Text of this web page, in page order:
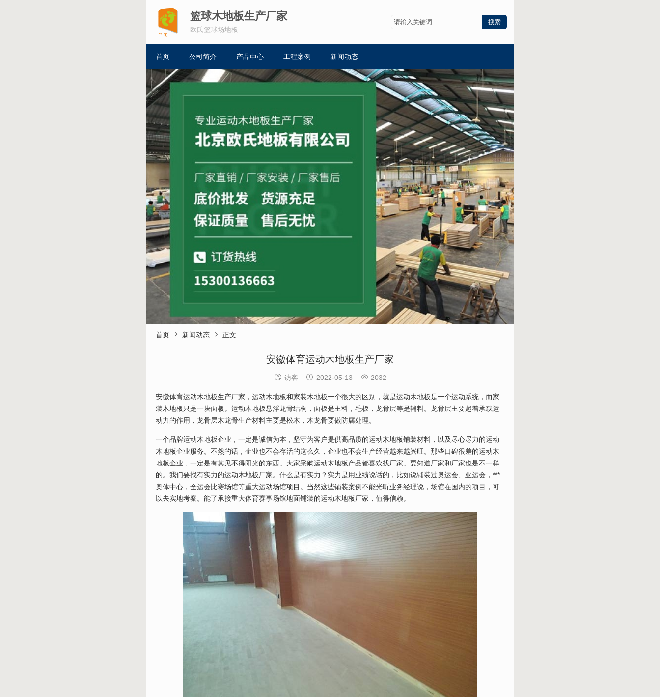
篮球木地板生产厂家
欧氏篮球场地板
首页 公司简介 产品中心 工程案例 新闻动态
首页  新闻动态  正文
安徽体育运动木地板生产厂家
 访客  2022-05-13  2032
安徽体育运动木地板生产厂家，运动木地板和家装木地板一个很大的区别，就是运动木地板是一个运动系统，而家
装木地板只是一块面板。运动木地板悬浮龙骨结构，面板是主料，毛板，龙骨层等是辅料。龙骨层主要起着承载运
动力的作用，龙骨层木龙骨生产材料主要是松木，木龙骨要做防腐处理。
一个品牌运动木地板企业，一定是诚信为本，坚守为客户提供高品质的运动木地板铺装材料，以及尽心尽力的运动
木地板企业服务。不然的话，企业也不会存活的这么久，企业也不会生产经营越来越兴旺。那些口碑很差的运动木
地板企业，一定是有其见不得阳光的东西。大家采购运动木地板产品都喜欢找厂家。要知道厂家和厂家也是不一样
的。我们要找有实力的运动木地板厂家。什么是有实力？实力是用业绩说话的，比如说铺装过奥运会、亚运会，***
奥体中心，全运会比赛场馆等重大运动场馆项目。当然这些铺装案例不能光听业务经理说，场馆在国内的项目，可
以去实地考察。能了承接重大体育赛事场馆地面铺装的运动木地板厂家，值得信赖。